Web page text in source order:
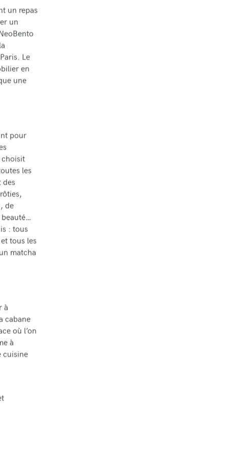
un repas
un
Le
en
une
pour
choisit
les
des
de
: tous
tous les
matcha
à
cabane
où l’on
à
cuisine